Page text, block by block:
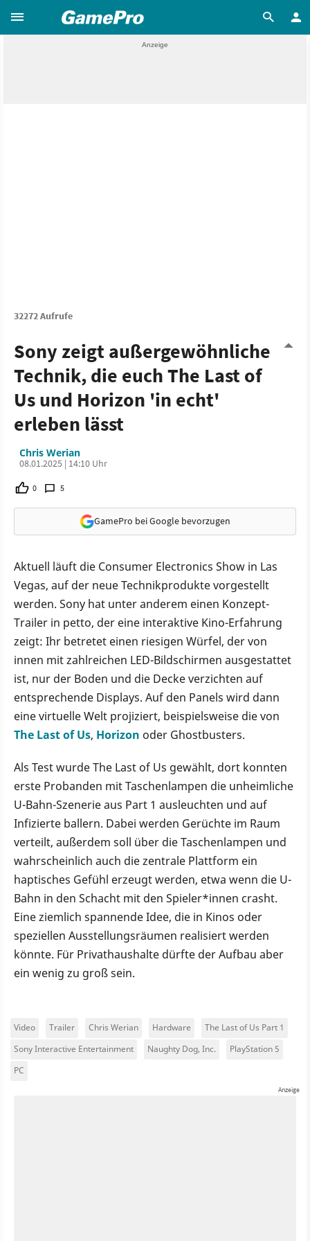
32272 Aufrufe
Sony zeigt außergewöhnliche
Technik, die euch The Last of
Us und Horizon 'in echt'
erleben lässt
Chris Werian
08.01.2025 | 14:10 Uhr
0 5
GamePro bei Google bevorzugen
Aktuell läuft die Consumer Electronics Show in Las
Vegas, auf der neue Technikprodukte vorgestellt
werden. Sony hat unter anderem einen Konzept-
Trailer in petto, der eine interaktive Kino-Erfahrung
zeigt: Ihr betretet einen riesigen Würfel, der von
innen mit zahlreichen LED-Bildschirmen ausgestattet
ist, nur der Boden und die Decke verzichten auf
entsprechende Displays. Auf den Panels wird dann
eine virtuelle Welt projiziert, beispielsweise die von
The Last of Us, Horizon oder Ghostbusters.
Als Test wurde The Last of Us gewählt, dort konnten
erste Probanden mit Taschenlampen die unheimliche
U-Bahn-Szenerie aus Part 1 ausleuchten und auf
Infizierte ballern. Dabei werden Gerüchte im Raum
verteilt, außerdem soll über die Taschenlampen und
wahrscheinlich auch die zentrale Plattform ein
haptisches Gefühl erzeugt werden, etwa wenn die U-
Bahn in den Schacht mit den Spieler*innen crasht.
Eine ziemlich spannende Idee, die in Kinos oder
speziellen Ausstellungsräumen realisiert werden
könnte. Für Privathaushalte dürfte der Aufbau aber
ein wenig zu groß sein.
Video Trailer Chris Werian Hardware
The Last of Us Part 1
Sony Interactive Entertainment
Naughty Dog, Inc.
PlayStation 5
PC